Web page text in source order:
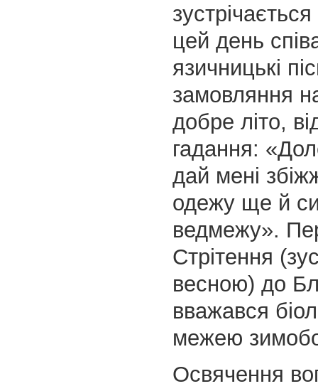
цей день
язичницькі
замовляння
добре літо,
гадання:
дай мені
одежу ще й
ведмежу».
Стрітення
весною) до
вважався
межею
Освячення